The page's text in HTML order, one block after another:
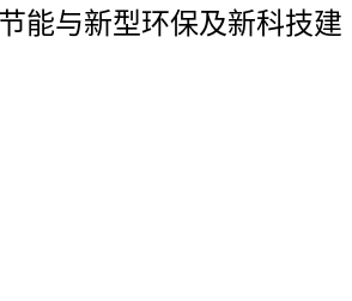
能与新型环保及新科技建